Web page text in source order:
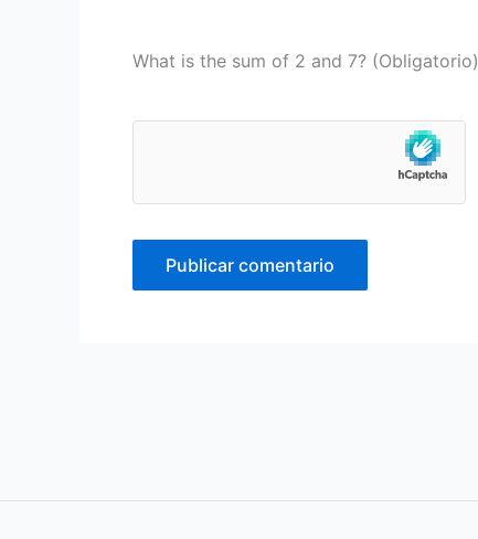
What is the sum of 2 and 7? (Obligatorio)